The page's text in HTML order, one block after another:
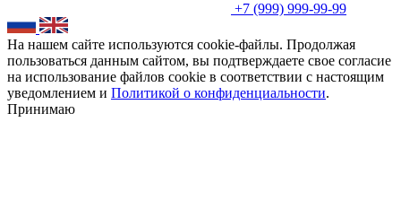
+7 (999) 999-99-99
На нашем сайте используются cookie-файлы. Продолжая
пользоваться данным сайтом, вы подтверждаете свое согласие
на использование файлов cookie в соответствии с настоящим
уведомлением и Политикой о конфиденциальности.
Принимаю